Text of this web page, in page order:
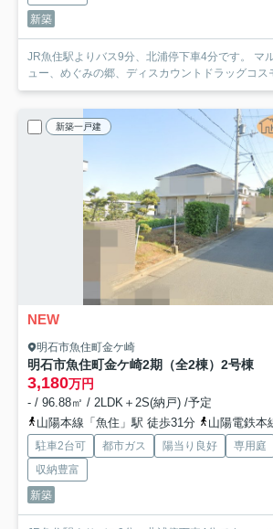
新築
JR魚住駅よりバス9分、北浦停下車4分です。 マ
ュー、めぐみの郷、ディスカウントドラッグコス
新築一戸建
NEW
明石市魚住町金ケ崎
明石市魚住町金ケ崎2期（全2棟）2号棟
3,180万円
- / 96.88㎡ / 2LDK＋2S(納戸) /予定
山陽本線「魚住」駅 徒歩31分
山陽電鉄本線
駐車2台可 都市ガス 陽当り良好 専用庭
収納豊富
新築